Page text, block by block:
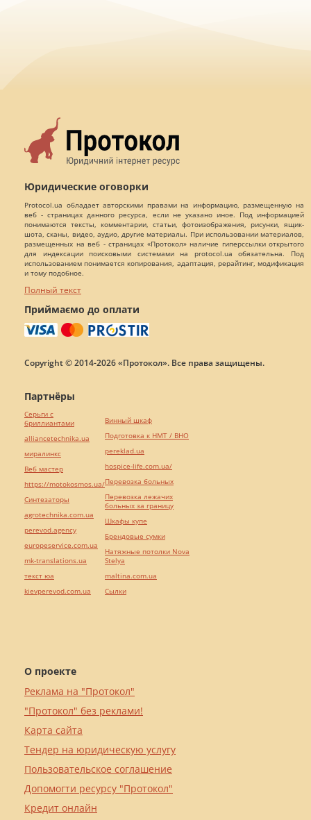
Юридические оговорки
Protocol.ua обладает авторскими правами на информацию, размещенную на
веб - страницах данного ресурса, если не указано иное. Под информацией
понимаются тексты, комментарии, статьи, фотоизображения, рисунки, ящик-
шота, сканы, видео, аудио, другие материалы. При использовании материалов,
размещенных на веб - страницах «Протокол» наличие гиперссылки открытого
для индексации поисковыми системами на protocol.ua обязательна. Под
использованием понимается копирования, адаптация, рерайтинг, модификация
и тому подобное.
Полный текст
Приймаємо до оплати
Copyright © 2014-2026 «Протокол». Все права защищены.
О проекте
Реклама на "Протокол"
"Протокол" без реклами!
Карта сайта
Тендер на юридическую услугу
Пользовательское соглашение
Допомогти ресурсу "Протокол"
Кредит онлайн
Партнёры
Серьги с
бриллиантами
alliancetechnika.ua
миралинкс
Веб мастер
https://motokosmos.ua/
Синтезаторы
agrotechnika.com.ua
perevod.agency
europeservice.com.ua
mk-translations.ua
текст юа
kievperevod.com.ua
Винный шкаф
Подготовка к НМТ / ВНО
pereklad.ua
hospice-life.com.ua/
Перевозка больных
Перевозка лежачих
больных за границу
Шкафы купе
Брендовые сумки
Натяжные потолки Nova
Stelya
maltina.com.ua
Cылки